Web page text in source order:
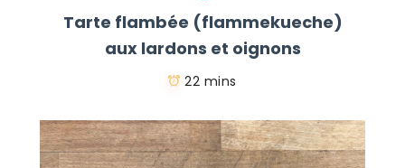
Tarte flambée (flammekueche)
aux lardons et oignons
22 mins